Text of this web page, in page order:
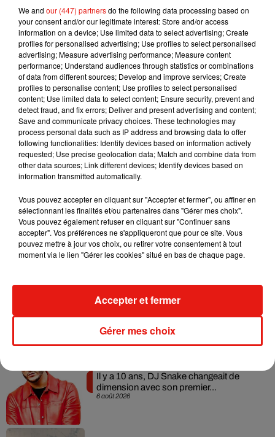
carabine, etc. La grande roue est bien sûr le manège
incontournable. L’accès à la foire est gratuit. Vous trouvez les
infos pratiquesici.
Bon week-end sur Voltage
Ecouter Bons Plans Loisirs du 25 juin 2016
Musique
7 août 2026
RÜFÜS DU SOL annonce un nouvel
album après sa tournée mondiale
Angèle et Amélie Lens dévoilent leur
collaboration tant attendue
6 août 2026
Il y a 10 ans, DJ Snake changeait de
dimension avec son premier...
We and our (447) partnersdo the following data processing based on
your consent and/or our legitimate interest: Store and/or access
information on a device; Use limited data to select advertising; Create
profiles for personalised advertising; Use profiles to select personalised
advertising; Measure advertising performance; Measure content
performance; Understand audiences through statistics or combinations
of data from different sources; Develop and improve services; Create
profiles to personalise content; Use profiles to select personalised
content; Use limited data to select content; Ensure security, prevent and
detect fraud, and fix errors; Deliver and present advertising and content;
Save and communicate privacy choices. These technologies may
process personal data such as IP address and browsing data to offer
following functionalities: Identify devices based on information actively
requested; Use precise geolocation data; Match and combine data from
other data sources; Link different devices; Identify devices based on
information transmitted automatically.
Vous pouvez accepter en cliquant sur "Accepter et fermer", ou affiner en
sélectionnant les finalités et/ou partenaires dans "Gérer mes choix".
Vous pouvez également refuser en cliquant sur "Continuer sans
accepter". Vos préférences ne s'appliqueront que pour ce site. Vous
pouvez mettre à jour vos choix, ou retirer votre consentement à tout
moment via le lien "Gérer les cookies" situé en bas de chaque page.
Gérer mes choix
Accepter et fermer